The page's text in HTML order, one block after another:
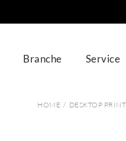
Branche Service
HOME / DESKTOP